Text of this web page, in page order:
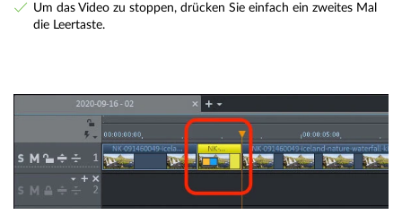
Um das Video zu stoppen, drücken Sie einfach ein zweites Mal
die Leertaste.